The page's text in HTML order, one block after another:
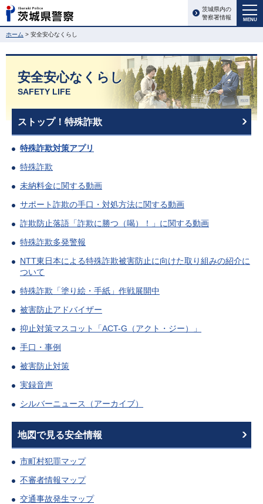
MENU
茨城県内の
警察署情報
ホーム > 安全安心なくらし
安全安心なくらし
SAFETY LIFE
ストップ！特殊詐欺
特殊詐欺対策アプリ
特殊詐欺
未納料金に関する動画
サポート詐欺の手口・対処方法に関する動画
詐欺防止落語「詐欺に勝つ（喝）！」に関する動画
特殊詐欺多発警報
NTT東日本による特殊詐欺被害防止に向けた取り組みの紹介に
ついて
特殊詐欺「塗り絵・手紙」作戦展開中
被害防止アドバイザー
抑止対策マスコット「ACT-G（アクト・ジー）」
手口・事例
被害防止対策
実録音声
シルバーニュース（アーカイブ）
地図で見る安全情報
市町村犯罪マップ
不審者情報マップ
交通事故発生マップ